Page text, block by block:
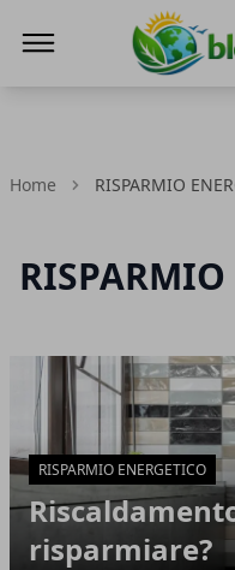
Home RISPARMIO
RISPARMIO
Articoli in Evidenza
RISPARMIO ENERGETICO
risparmiare?